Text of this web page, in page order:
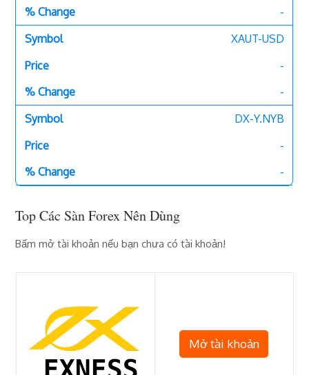
-
XAUT-USD
-
-
DX-Y.NYB
-
-
Top Các Sàn Forex Nên Dùng
Bấm mở tài khoản nếu bạn chưa có tài khoản!
Mở tài khoản